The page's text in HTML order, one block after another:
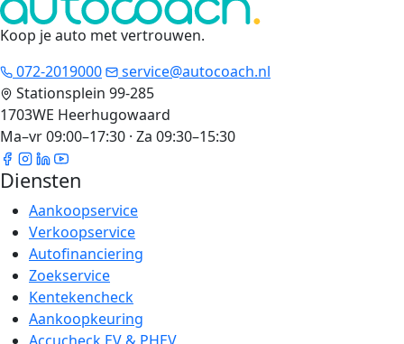
Koop je auto met vertrouwen.
072-2019000
service@autocoach.nl
Stationsplein 99-285
1703WE Heerhugowaard
Ma–vr 09:00–17:30 · Za 09:30–15:30
Diensten
Aankoopservice
Verkoopservice
Autofinanciering
Zoekservice
Kentekencheck
Aankoopkeuring
Accucheck EV & PHEV